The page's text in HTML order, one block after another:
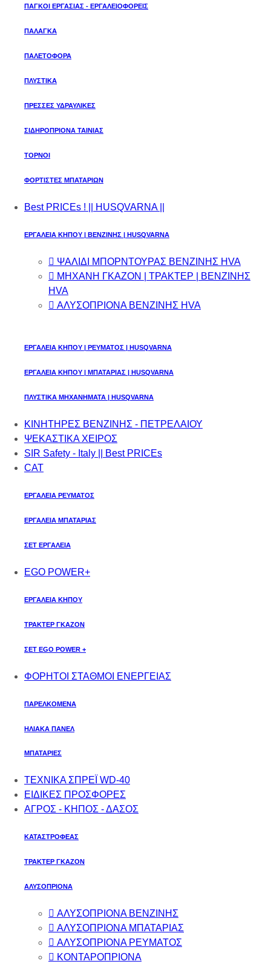
ΠΑΓΚΟΙ ΕΡΓΑΣΙΑΣ - ΕΡΓΑΛΕΙΟΦΟΡΕΙΣ
ΠΑΛΑΓΚΑ
ΠΑΛΕΤΟΦΟΡΑ
ΠΛΥΣΤΙΚΑ
ΠΡΕΣΣΕΣ ΥΔΡΑΥΛΙΚΕΣ
ΣΙΔΗΡΟΠΡΙΟΝΑ ΤΑΙΝΙΑΣ
ΤΟΡΝΟΙ
ΦΟΡΤΙΣΤΕΣ ΜΠΑΤΑΡΙΩΝ
Best PRICEs ! || HUSQVARNA ||
ΕΡΓΑΛΕΙΑ ΚΗΠΟΥ | ΒΕΝΖΙΝΗΣ | HUSQVARNA
ΨΑΛΙΔΙ ΜΠΟΡΝΤΟΥΡΑΣ ΒΕΝΖΙΝΗΣ HVA
ΜΗΧΑΝΗ ΓΚΑΖΟΝ | ΤΡΑΚΤΕΡ | ΒΕΝΖΙΝΗΣ
HVA
ΑΛΥΣΟΠΡΙΟΝΑ ΒΕΝΖΙΝΗΣ HVA
ΕΡΓΑΛΕΙΑ ΚΗΠΟΥ | ΡΕΥΜΑΤΟΣ | HUSQVARNA
ΕΡΓΑΛΕΙΑ ΚΗΠΟΥ | ΜΠΑΤΑΡΙΑΣ | HUSQVARNA
ΠΛΥΣΤΙΚΑ ΜΗΧΑΝΗΜΑΤΑ | HUSQVARNA
ΚΙΝΗΤΗΡΕΣ ΒΕΝΖΙΝΗΣ - ΠΕΤΡΕΛΑΙΟΥ
ΨΕΚΑΣΤΙΚΑ ΧΕΙΡΟΣ
SIR Safety - Italy || Best PRICEs
CAT
ΕΡΓΑΛΕΙΑ ΡΕΥΜΑΤΟΣ
ΕΡΓΑΛΕΙΑ ΜΠΑΤΑΡΙΑΣ
ΣΕΤ ΕΡΓΑΛΕΙΑ
EGO POWER+
ΕΡΓΑΛΕΙΑ ΚΗΠΟΥ
ΤΡΑΚΤΕΡ ΓΚΑΖΟΝ
ΣΕΤ EGO POWER +
ΦΟΡΗΤΟΙ ΣΤΑΘΜΟΙ ΕΝΕΡΓΕΙΑΣ
ΠΑΡΕΛΚΟΜΕΝΑ
ΗΛΙΑΚΑ ΠΑΝΕΛ
ΜΠΑΤΑΡΙΕΣ
ΤΕΧΝΙΚΑ ΣΠΡΕΪ WD-40
ΕΙΔΙΚΕΣ ΠΡΟΣΦΟΡΕΣ
ΑΓΡΟΣ - ΚΗΠΟΣ - ΔΑΣΟΣ
ΚΑΤΑΣΤΡΟΦΕΑΣ
ΤΡΑΚΤΕΡ ΓΚΑΖΟΝ
ΑΛΥΣΟΠΡΙΟΝΑ
ΑΛΥΣΟΠΡΙΟΝΑ ΒΕΝΖΙΝΗΣ
ΑΛΥΣΟΠΡΙΟΝΑ ΜΠΑΤΑΡΙΑΣ
ΑΛΥΣΟΠΡΙΟΝΑ ΡΕΥΜΑΤΟΣ
ΚΟΝΤΑΡΟΠΡΙΟΝΑ